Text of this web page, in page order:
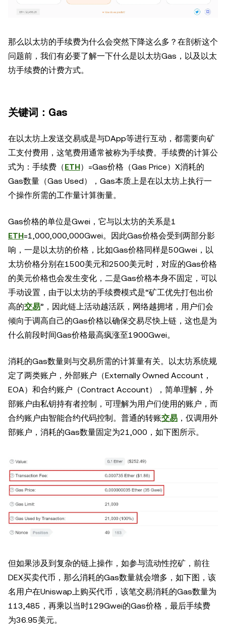
那么以太坊的手续费为什么会突然下降这么多？在剖析这个
问题前，我们有必要了解一下什么是以太坊Gas，以及以太
坊手续费的计费方式。
关键词：Gas
在以太坊上发送交易或是与DApp等进行互动，都需要向矿
工支付费用，这笔费用通常被称为手续费。手续费的计算公
式为：手续费（ETH）=Gas价格（Gas Price）X消耗的
Gas数量（Gas Used），Gas本质上是在以太坊上执行一
个操作所需的工作量计算衡量。
Gas价格的单位是Gwei，它与以太坊的关系是1
ETH=1,000,000,000Gwei。因此Gas价格会受到两部分影
响，一是以太坊的价格，比如Gas价格同样是50Gwei，以
太坊价格分别在1500美元和2500美元时，对应的Gas价格
的美元价格也会发生变化，二是Gas价格本身不固定，可以
手动设置，由于以太坊的手续费模式是“矿工优先打包出价
高的交易”，因此链上活动越活跃，网络越拥堵，用户们会
倾向于调高自己的Gas价格以确保交易尽快上链，这也是为
什么前段时间Gas价格最高疯涨至1900Gwei。
消耗的Gas数量则与交易所需的计算量有关。以太坊系统规
定了两类账户，外部账户（Externally Owned Account，
EOA）和合约账户（Contract Account），简单理解，外
部账户由私钥持有者控制，可理解为用户们使用的账户，而
合约账户由智能合约代码控制。普通的转账交易 ，仅调用外
部账户，消耗的Gas数量固定为21,000，如下图所示。
但如果涉及到复杂的链上操作，如参与流动性挖矿，前往
DEX买卖代币，那么消耗的Gas数量就会增多，如下图，该
名用户在Uniswap上购买代币，该笔交易消耗的Gas数量为
113,485，再乘以当时129Gwei的Gas价格，最后手续费
为36.95美元。